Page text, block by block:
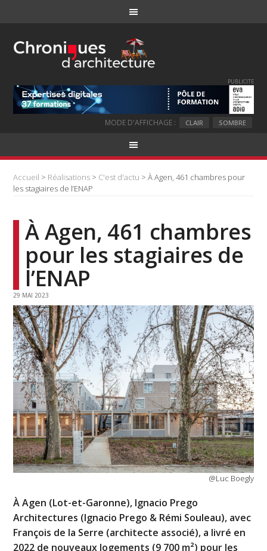
PUBLICITE
MODE D'AFFICHAGE : CLAIR SOMBRE
Accueil > Réalisations > C'est d'actu > À Agen, 461 chambres pour
les stagiaires de l’ENAP
À Agen, 461 chambres
pour les stagiaires de
l’ENAP
29 MAI 2023
@Luc Boegly
À Agen (Lot-et-Garonne), Ignacio Prego
Architectures (Ignacio Prego & Rémi Souleau), avec
François de la Serre (architecte associé), a livré en
2022 de nouveaux logements (9 700 m²) pour les